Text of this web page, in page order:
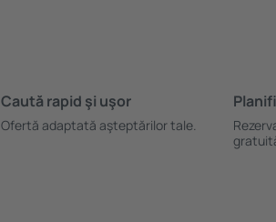
Caută rapid şi uşor
Ofertă adaptată aşteptărilor tale.